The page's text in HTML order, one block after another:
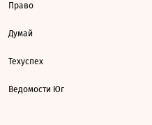
Право
Думай
Техуспех
Ведомости Юг